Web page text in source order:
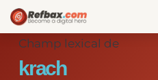
Champ lexical de
krach
Panneau de gestion des cookies